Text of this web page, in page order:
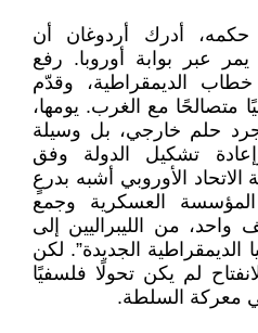
أدرك أردوغان أن
عبر بوابة أوروبا. رفع
الديمقراطية، وقدّم
متصالحًا مع الغرب. يومها،
حلم خارجي، بل وسيلة
تشكيل الدولة وفق
الأوروبي أشبه بدرعٍ
العسكرية وجمع
واحد، من الليبراليين إلى
الديمقراطية الجديدة”. لكن
لم يكن تحولًا فلسفيًا
معركة السلطة.